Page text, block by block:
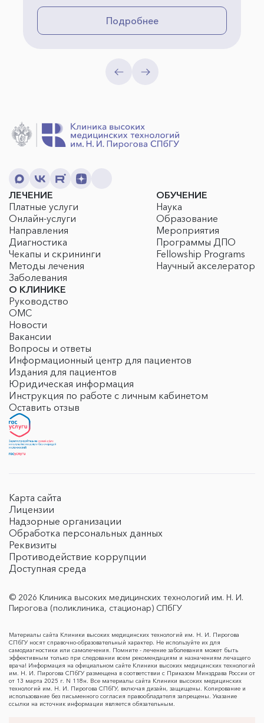
Подробнее
ЛЕЧЕНИЕ
Платные услуги
Онлайн-услуги
Направления
Диагностика
Чекапы и скрининги
Методы лечения
Заболевания
ОБУЧЕНИЕ
Наука
Образование
Мероприятия
Программы ДПО
Fellowship Programs
Научный акселератор
О КЛИНИКЕ
Руководство
ОМС
Новости
Вакансии
Вопросы и ответы
Информационный центр для пациентов
Издания для пациентов
Юридическая информация
Инструкция по работе с личным кабинетом
Оставить отзыв
Карта сайта
Лицензии
Надзорные организации
Обработка персональных данных
Реквизиты
Противодействие коррупции
Доступная среда
© 2026 Клиника высоких медицинских технологий им. Н. И.
Пирогова (поликлиника, стационар) СПбГУ
Материалы сайта Клиники высоких медицинских технологий им. Н. И. Пирогова
СПбГУ носят справочно-образовательный характер. Не используйте их для
самодиагностики или самолечения. Помните - лечение заболевания может быть
эффективным только при следовании всем рекомендациям и назначениям лечащего
врача! Информация на официальном сайте Клиники высоких медицинских технологий
им. Н. И. Пирогова СПбГУ размещена в соответствии с Приказом Минздрава России от
от 13 марта 2025 г. N 118н. Все материалы сайта Клиники высоких медицинских
технологий им. Н. И. Пирогова СПбГУ, включая дизайн, защищены. Копирование и
использование без письменного согласия правообладателя запрещены. Указание
ссылки на источник информации является обязательным.